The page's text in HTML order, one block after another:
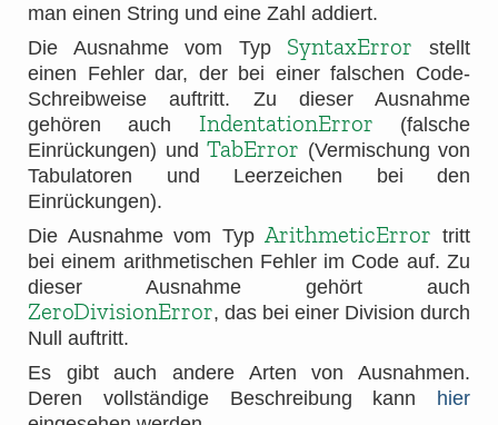
man einen String und eine Zahl addiert.
Die Ausnahme vom Typ SyntaxError stellt
einen Fehler dar, der bei einer falschen Code-
Schreibweise auftritt. Zu dieser Ausnahme
gehören auch IndentationError (falsche
Einrückungen) und TabError (Vermischung von
Tabulatoren und Leerzeichen bei den
Einrückungen).
Die Ausnahme vom TypArithmeticError tritt
bei einem arithmetischen Fehler im Code auf. Zu
dieser Ausnahme gehört auch
ZeroDivisionError, das bei einer Division durch
Null auftritt.
Es gibt auch andere Arten von Ausnahmen.
Deren vollständige Beschreibung kann hier